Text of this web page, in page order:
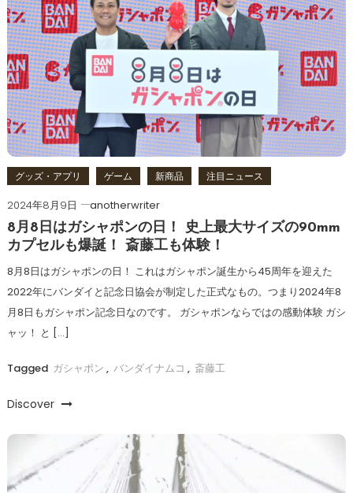
グッズ・アプリ ゲーム 新商品 注目ニュース
2024年8月9日
anotherwriter
8月8日はガシャポンの日！ 史上最大サイズの90mm
カプセルも爆誕！ 斎藤工も体験！
8月8日はガシャポンの日！ これはガシャポン誕生から45周年を迎えた
2022年にバンダイと記念日協会が制定した正式なもの。つまり2024年8
月8日もガシャポン記念日なのです。 ガシャポンならではの感動体験 ガシ
ャッ！ と […]
Tagged ガシャポン , バンダイナムコ , 斎藤工
Discover